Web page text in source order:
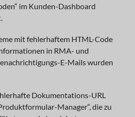
im Kunden-Dashboard
mit fehlerhaftem HTML-Code
in RMA- und
E-Mails wurden
Dokumentations-URL
Manager“, die zu